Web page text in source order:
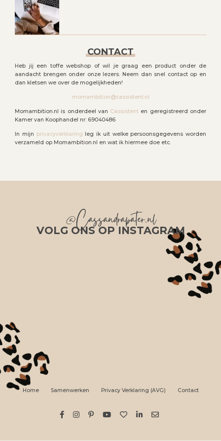
CONTACT
Heb jij een toffe webshop of wil je graag een product onder de
aandacht brengen onder onze lezers. Neem dan snel contact op en
dan kletsen we over de mogelijkheden!
momambition@cassistent.nl
Momambition.nl is onderdeel van Cassistent en geregistreerd onder
Kamer van Koophandel nr: 69040486
In mijn privacyverklaring leg ik uit welke persoonsgegevens worden
verzameld op Momambition.nl en wat ik hiermee doe etc.
@Cassandrapater.nl
VOLG ONS OP INSTAGRAM
Home Samenwerken Privacy Verklaring (AVG) Contact